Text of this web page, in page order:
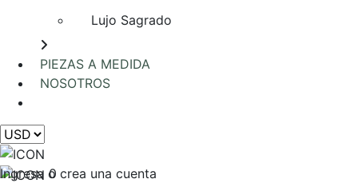
Lujo Sagrado
PIEZAS A MEDIDA
NOSOTROS
Ingresa o crea una cuenta
0